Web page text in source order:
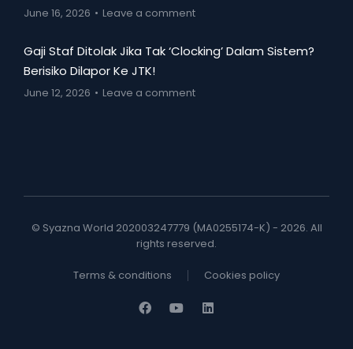
June 16, 2026 Leave a comment
Gaji Staf Ditolak Jika Tak ‘Clocking’ Dalam Sistem?
Berisiko Dilapor Ke JTK!
June 12, 2026 Leave a comment
© Syazna World 202003247779 (MA0255174-K) - 2026. All
rights reserved.
Terms & conditions Cookies policy